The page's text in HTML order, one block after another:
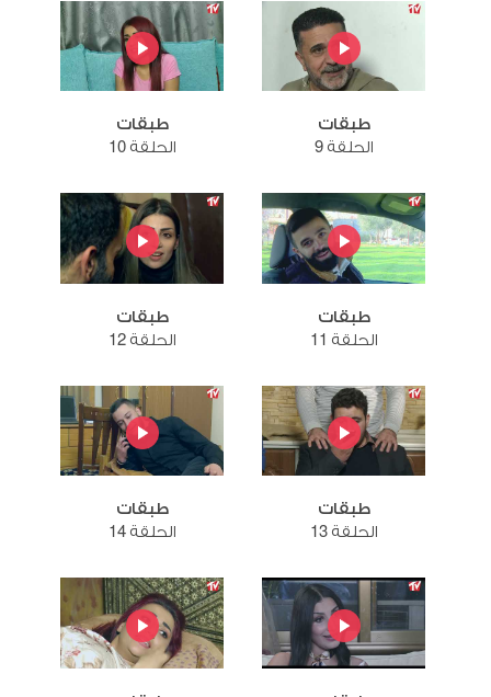
طبقات
الحلقة 9
طبقات
الحلقة 10
طبقات
الحلقة 11
طبقات
الحلقة 12
طبقات
الحلقة 13
طبقات
الحلقة 14